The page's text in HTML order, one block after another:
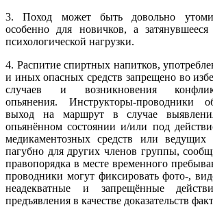
3.Поход может быть довольно
особенно для новичков, а затянувшееся
психологической нагрузки.
4. Распитие спиртных напитков,
и иных опасных средств запрещено во
случаев и возникновения
опьянения. Инструкторы-проводники
выход на маршрут в случае
опьянённом состоянии и/или под
медикаментозных средств или ведущих
пагубно для других членов группы,
правопорядка в месте временного
проводники могут фиксировать фото-,
неадекватные и запрещённые
предъявления в качестве доказательств